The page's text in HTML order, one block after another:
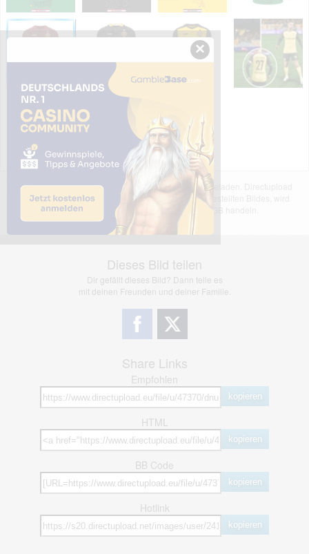
Das dargestellte Bild wurde von einem Nutzer hochgeladen. Directupload
übernimmt keinerlei Haftung für den Inhalt des dargestellten Bildes, wird
jedoch bei Verstößen nach §2(3) unserer AGB handeln.
Dieses Bild teilen
Dir gefällt dieses Bild? Dann teile es
mit deinen Freunden und deiner Familie.
Share Links
Empfohlen
kopieren
HTML
kopieren
BB Code
kopieren
Hotlink
kopieren
×